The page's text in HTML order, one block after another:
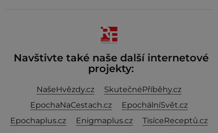
Navštivte také naše další internetové
projekty:
NašeHvězdy.cz
SkutečnéPříběhy.cz
EpochaNaCestach.cz
EpochálníSvět.cz
Epochaplus.cz
Enigmaplus.cz
TisíceReceptů.cz